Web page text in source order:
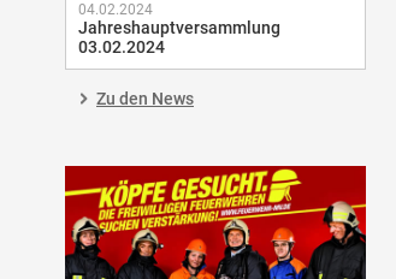
04.02.2024
Jahreshauptversammlung
03.02.2024
Zu den News